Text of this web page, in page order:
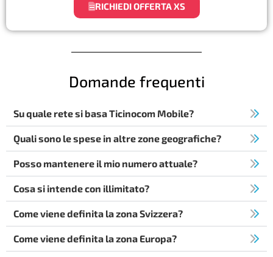
RICHIEDI OFFERTA XS
Domande frequenti
Su quale rete si basa Ticinocom Mobile?
Quali sono le spese in altre zone geografiche?
Posso mantenere il mio numero attuale?
Cosa si intende con illimitato?
Come viene definita la zona Svizzera?
Come viene definita la zona Europa?